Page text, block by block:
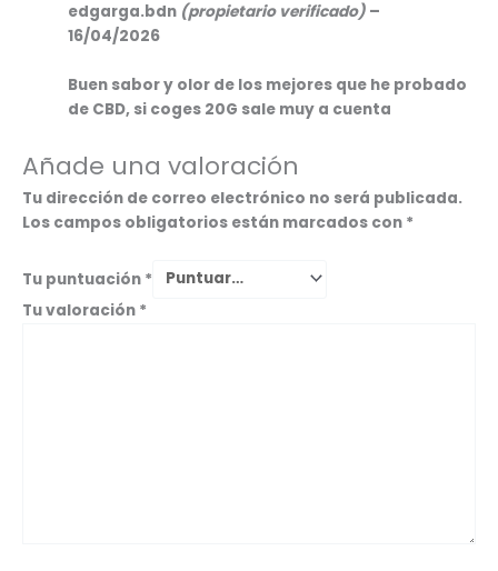
edgarga.bdn (propietario verificado) –
16/04/2026
Buen sabor y olor de los mejores que he probado
de CBD, si coges 20G sale muy a cuenta
Añade una valoración
Tu dirección de correo electrónico no será publicada.
Los campos obligatorios están marcados con *
Tu puntuación *
Tu valoración *